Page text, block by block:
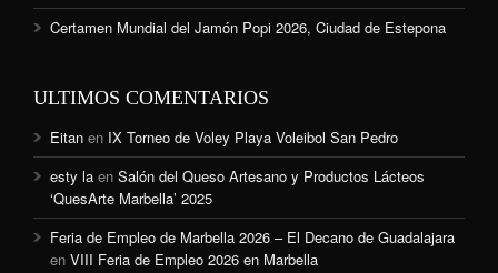
Certamen Mundial del Jamón Popi 2026, Ciudad de Estepona
ULTIMOS COMENTARIOS
Eitan en IX Torneo de Voley Playa Voleibol San Pedro
esty la en Salón del Queso Artesano y Productos Lácteos
‘QuesArte Marbella’ 2025
Feria de Empleo de Marbella 2026 – El Decano de Guadalajara
en VIII Feria de Empleo 2026 en Marbella